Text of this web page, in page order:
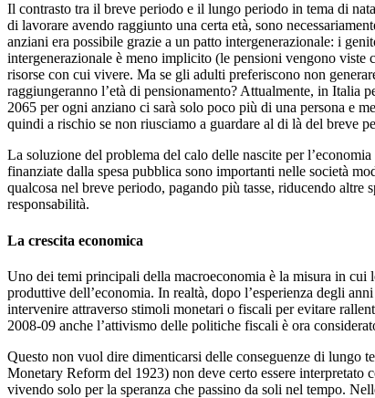
Il contrasto tra il breve periodo e il lungo periodo in tema di
di lavorare avendo raggiunto una certa età, sono
anziani era possibile grazie a un patto intergenerazionale: i
intergenerazionale è meno implicito (le pensioni vengono
risorse con cui vivere. Ma se gli adulti preferiscono non
raggiungeranno l’età di pensionamento? Attualmente, in Italia
2065 per ogni anziano ci sarà solo poco più di una persona e
quindi a rischio se non riusciamo a guardare al di là del breve
La soluzione del problema del calo delle nascite per
finanziate dalla spesa pubblica sono importanti nelle società
qualcosa nel breve periodo, pagando più tasse, riducendo
responsabilità.
La crescita economica
Uno dei temi principali della macroeconomia è la misura in cui
produttive dell’economia. In realtà, dopo l’esperienza degli
intervenire attraverso stimoli monetari o fiscali per evitare
2008-09 anche l’attivismo delle politiche fiscali è ora
Questo non vuol dire dimenticarsi delle conseguenze di lungo
Monetary Reform del 1923) non deve certo essere
vivendo solo per la speranza che passino da soli nel tempo.